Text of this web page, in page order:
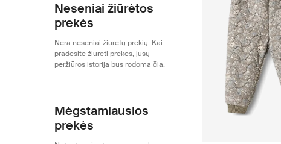
Neseniai žiūrėtos
prekės
Nėra neseniai žiūrėtų prekių. Kai
pradėsite žiūrėti prekes, jūsų
peržiūros istorija bus rodoma čia.
Mėgstamiausios
prekės